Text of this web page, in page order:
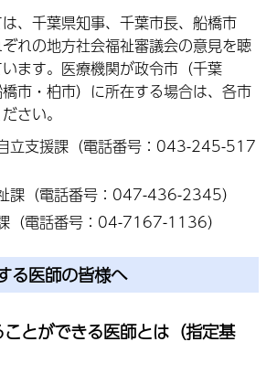
、千葉県知事、千葉市長、船橋市
れの地方社会福祉審議会の意見を聴
ます。医療機関が政令市（千葉
市・柏市）に所在する場合は、各市
さい。
立支援課（電話番号：043-245-517
課（電話番号：047-436-2345）
（電話番号：04-7167-1136）
る医師の皆様へ
とができる医師とは（指定基